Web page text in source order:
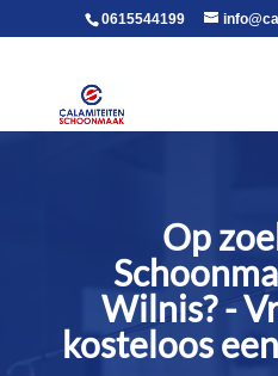
voor in de body0615544199
Op
Wilnis? -
kosteloos